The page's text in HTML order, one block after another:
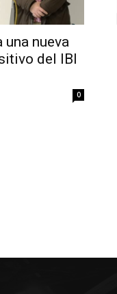
nueva
del IBI
0